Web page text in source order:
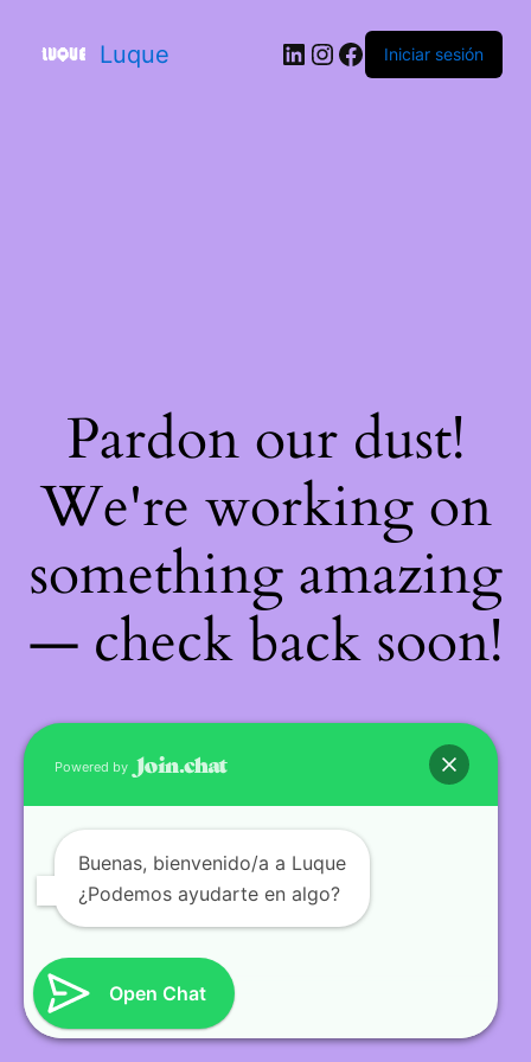
Luque Iniciar sesión
Pardon our dust!
We're working on
something amazing
— check back soon!
Powered by
Buenas, bienvenido/a a Luque
¿Podemos ayudarte en algo?
Open Chat